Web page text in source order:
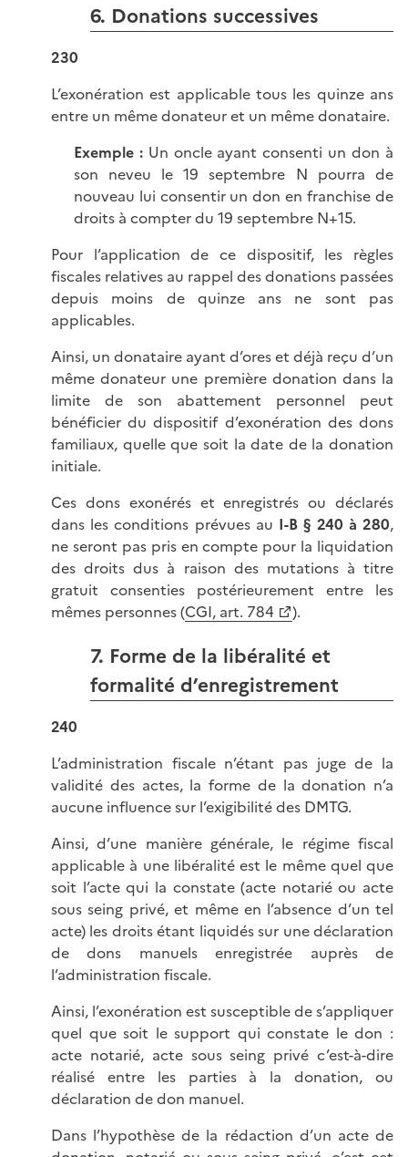
6. Donations successives
230
L’exonération est applicable tous les quinze ans
entre un même donateur et un même donataire.
Exemple :Un oncle ayant consenti un don à
son neveu le 19 septembre N pourra de
nouveau lui consentir un don en franchise de
droits à compter du 19 septembre N+15.
Pour l’application de ce dispositif, les règles
fiscales relatives au rappel des donations passées
depuis moins de quinze ans ne sont pas
applicables.
Ainsi, un donataire ayant d’ores et déjà reçu d’un
même donateur une première donation dans la
limite de son abattement personnel peut
bénéficier du dispositif d’exonération des dons
familiaux, quelle que soit la date de la donation
initiale.
Ces dons exonérés et enregistrés ou déclarés
dans les conditions prévues au I-B § 240 à 280,
ne seront pas pris en compte pour la liquidation
des droits dus à raison des mutations à titre
gratuit consenties postérieurement entre les
mêmes personnes (CGI, art. 784 ).
7. Forme de la libéralité et
formalité d’enregistrement
240
L’administration fiscale n’étant pas juge de la
validité des actes, la forme de la donation n’a
aucune influence sur l’exigibilité des DMTG.
Ainsi, d’une manière générale, le régime fiscal
applicable à une libéralité est le même quel que
soit l’acte qui la constate (acte notarié ou acte
sous seing privé, et même en l’absence d’un tel
acte) les droits étant liquidés sur une déclaration
de dons manuels enregistrée auprès de
l’administration fiscale.
Ainsi, l’exonération est susceptible de s’appliquer
quel que soit le support qui constate le don :
acte notarié, acte sous seing privé c’est-à-dire
réalisé entre les parties à la donation, ou
déclaration de don manuel.
Dans l’hypothèse de la rédaction d’un acte de